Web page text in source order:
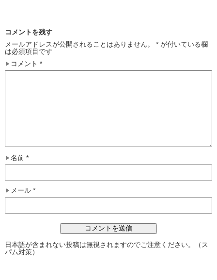
コメントを残す
メールアドレスが公開されることはありません。
* が付いている欄
は必須項目です
コメント *
名前 *
メール *
日本語が含まれない投稿は無視されますのでご注意ください。（ス
パム対策）